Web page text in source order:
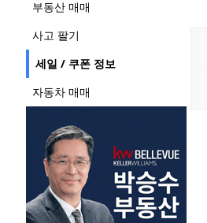
부동산 매매
사고 팔기
세일 / 쿠폰 정보
자동차 매매